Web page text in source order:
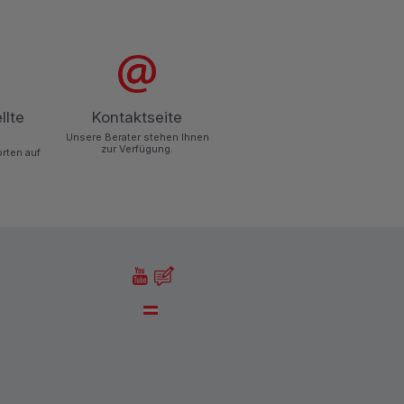
auf
Kontaktseite
Unsere Berater stehen Ihnen
zur Verfügung.